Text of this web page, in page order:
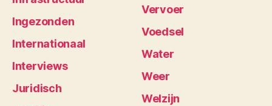
Ingezonden
Internationaal
Interviews
Juridisch
Vervoer
Voedsel
Water
Weer
Welzijn